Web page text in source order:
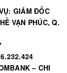
GIÁM ĐỐC
VẠN PHÚC, Q.
– CHI